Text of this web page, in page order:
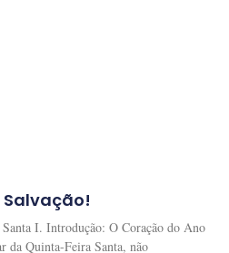
Salvação!
I. Introdução: O Coração do Ano
Quinta-Feira Santa, não